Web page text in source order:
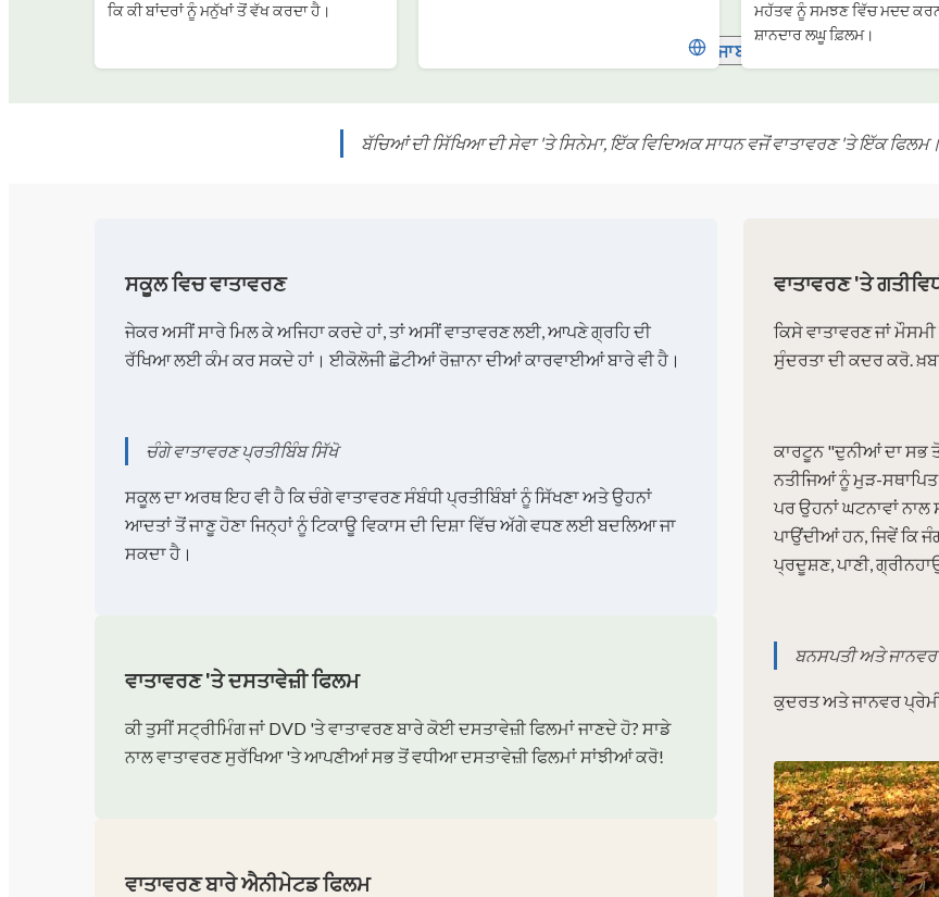
ਪੰਜਾਬੀ
ਕਿ ਕੀ ਬਾਂਦਰਾਂ ਨੂੰ ਮਨੁੱਖਾਂ ਤੋਂ ਵੱਖ ਕਰਦਾ ਹੈ।
ਮਹੱਤਵ ਨੂੰ ਸਮਝਣ ਵਿੱਚ ਮਦਦ
ਸ਼ਾਨਦਾਰ ਲਘੂ ਫ਼ਿਲਮ।
ਬੱਚਿਆਂ ਦੀ ਸਿੱਖਿਆ ਦੀ ਸੇਵਾ 'ਤੇ ਸਿਨੇਮਾ, ਇੱਕ ਵਿਦਿਅਕ ਸਾਧਨ ਵਜੋਂ ਵਾਤਾਵਰਣ 'ਤੇ ਇੱਕ ਫਿਲਮ।
ਸਕੂਲ ਵਿਚ ਵਾਤਾਵਰਣ
ਜੇਕਰ ਅਸੀਂ ਸਾਰੇ ਮਿਲ ਕੇ ਅਜਿਹਾ ਕਰਦੇ ਹਾਂ, ਤਾਂ ਅਸੀਂ ਵਾਤਾਵਰਣ ਲਈ, ਆਪਣੇ ਗ੍ਰਹਿ ਦੀ
ਰੱਖਿਆ ਲਈ ਕੰਮ ਕਰ ਸਕਦੇ ਹਾਂ। ਈਕੋਲੋਜੀ ਛੋਟੀਆਂ ਰੋਜ਼ਾਨਾ ਦੀਆਂ ਕਾਰਵਾਈਆਂ ਬਾਰੇ ਵੀ ਹੈ।
ਚੰਗੇ ਵਾਤਾਵਰਣ ਪ੍ਰਤੀਬਿੰਬ ਸਿੱਖੋ
ਸਕੂਲ ਦਾ ਅਰਥ ਇਹ ਵੀ ਹੈ ਕਿ ਚੰਗੇ ਵਾਤਾਵਰਣ ਸੰਬੰਧੀ ਪ੍ਰਤੀਬਿੰਬਾਂ ਨੂੰ ਸਿੱਖਣਾ ਅਤੇ ਉਹਨਾਂ
ਆਦਤਾਂ ਤੋਂ ਜਾਣੂ ਹੋਣਾ ਜਿਨ੍ਹਾਂ ਨੂੰ ਟਿਕਾਊ ਵਿਕਾਸ ਦੀ ਦਿਸ਼ਾ ਵਿੱਚ ਅੱਗੇ ਵਧਣ ਲਈ ਬਦਲਿਆ ਜਾ
ਸਕਦਾ ਹੈ।
ਵਾਤਾਵਰਣ 'ਤੇ ਦਸਤਾਵੇਜ਼ੀ ਫਿਲਮ
ਕੀ ਤੁਸੀਂ ਸਟ੍ਰੀਮਿੰਗ ਜਾਂ DVD 'ਤੇ ਵਾਤਾਵਰਣ ਬਾਰੇ ਕੋਈ ਦਸਤਾਵੇਜ਼ੀ ਫਿਲਮਾਂ ਜਾਣਦੇ ਹੋ? ਸਾਡੇ
ਨਾਲ ਵਾਤਾਵਰਣ ਸੁਰੱਖਿਆ 'ਤੇ ਆਪਣੀਆਂ ਸਭ ਤੋਂ ਵਧੀਆ ਦਸਤਾਵੇਜ਼ੀ ਫਿਲਮਾਂ ਸਾਂਝੀਆਂ ਕਰੋ!
ਵਾਤਾਵਰਣ ਬਾਰੇ ਐਨੀਮੇਟਡ ਫਿਲਮ
ਵਾਤਾਵਰਣ 'ਤੇ
ਕਿਸੇ ਵਾਤਾਵਰਣ ਜਾਂ
ਸੁੰਦਰਤਾ ਦੀ ਕਦਰ ਕਰੋ.
ਕਾਰਟੂਨ "ਦੁਨੀਆਂ ਦਾ ਸਭ ਤੋਂ
ਨਤੀਜਿਆਂ ਨੂੰ ਮੁੜ-ਸਥਾਪਿਤ
ਪਰ ਉਹਨਾਂ ਘਟਨਾਵਾਂ
ਪਾਉਂਦੀਆਂ ਹਨ, ਜਿਵੇਂ ਕਿ
ਪ੍ਰਦੂਸ਼ਣ, ਪਾਣੀ,
ਬਨਸਪਤੀ ਅਤੇ
ਕੁਦਰਤ ਅਤੇ ਜਾਨਵਰ